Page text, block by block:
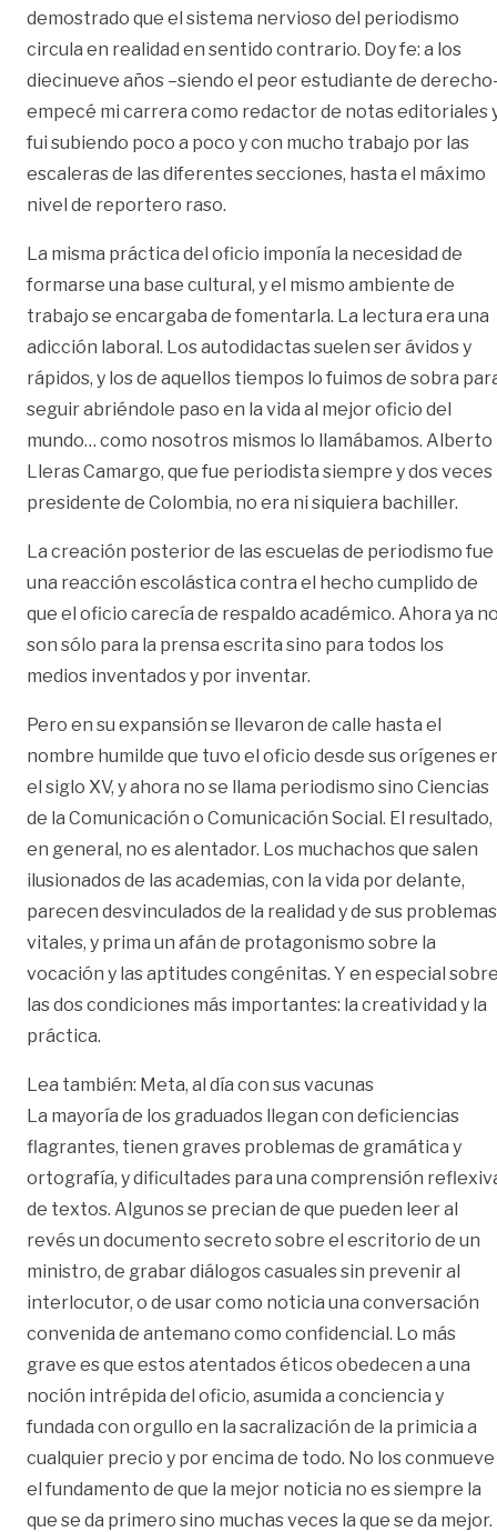
demostrado que el sistema nervioso del periodismo
circula en realidad en sentido contrario. Doy fe: a los
diecinueve años –siendo el peor estudiante de
empecé mi carrera como redactor de notas editoriales
fui subiendo poco a poco y con mucho trabajo por las
escaleras de las diferentes secciones, hasta el máximo
nivel de reportero raso.
La misma práctica del oficio imponía la necesidad de
formarse una base cultural, y el mismo ambiente de
trabajo se encargaba de fomentarla. La lectura era una
adicción laboral. Los autodidactas suelen ser ávidos y
rápidos, y los de aquellos tiempos lo fuimos de sobra
seguir abriéndole paso en la vida al mejor oficio del
mundo… como nosotros mismos lo llamábamos. Alberto
Lleras Camargo, que fue periodista siempre y dos veces
presidente de Colombia, no era ni siquiera bachiller.
La creación posterior de las escuelas de periodismo fue
una reacción escolástica contra el hecho cumplido de
que el oficio carecía de respaldo académico. Ahora ya
son sólo para la prensa escrita sino para todos los
medios inventados y por inventar.
Pero en su expansión se llevaron de calle hasta el
nombre humilde que tuvo el oficio desde sus orígenes
el siglo XV, y ahora no se llama periodismo sino Ciencias
de la Comunicación o Comunicación Social. El resultado,
en general, no es alentador. Los muchachos que salen
ilusionados de las academias, con la vida por delante,
parecen desvinculados de la realidad y de sus problemas
vitales, y prima un afán de protagonismo sobre la
vocación y las aptitudes congénitas. Y en especial
las dos condiciones más importantes: la creatividad y la
práctica.
Lea también: Meta, al día con sus vacunas
La mayoría de los graduados llegan con deficiencias
flagrantes, tienen graves problemas de gramática y
ortografía, y dificultades para una comprensión
de textos. Algunos se precian de que pueden leer al
revés un documento secreto sobre el escritorio de un
ministro, de grabar diálogos casuales sin prevenir al
interlocutor, o de usar como noticia una conversación
convenida de antemano como confidencial. Lo más
grave es que estos atentados éticos obedecen a una
noción intrépida del oficio, asumida a conciencia y
fundada con orgullo en la sacralización de la primicia a
cualquier precio y por encima de todo. No los conmueve
el fundamento de que la mejor noticia no es siempre la
que se da primero sino muchas veces la que se da mejor.